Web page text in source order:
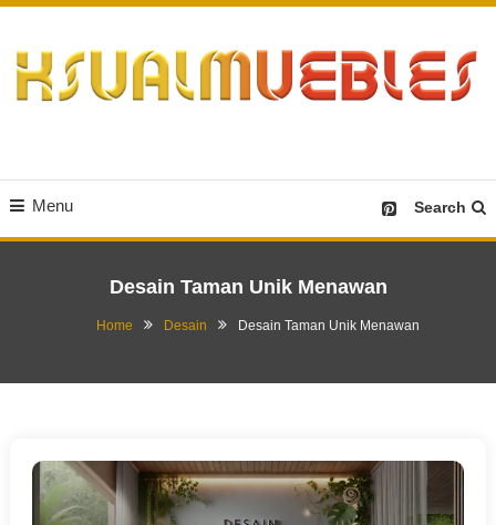
Content
Menu Search
Desain Taman Unik Menawan
Home Desain Desain Taman Unik Menawan